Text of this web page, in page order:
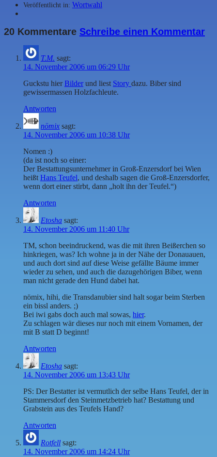
Veröffentlicht in: Wortwahl
20 Kommentare Schreibe einen Kommentar
T.M. sagt:
14. November 2006 um 06:29 Uhr
Guckstu hierBilderund liest Story dazu. Biber sind
gewissermassen Holzfachleute.
Antworten
nömix sagt:
14. November 2006 um 10:38 Uhr
Nomen :)
(da ist noch so einer:
Der Bestattungsunternehmer in Groß-Enzersdorf bei Wien
heißt Hans Teufel, und deshalb sagen die Groß-Enzersdorfer,
wenn dort einer stirbt, dann „holt ihn der Teufel.“)
Antworten
Etosha sagt:
14. November 2006 um 11:40 Uhr
TM, schon beeindruckend, was die mit ihren Beißerchen so
hinkriegen, was? Ich wohne ja in der Nähe der Donauauen,
und auch dort sind auf diese Weise gefällte Bäume immer
wieder zu sehen, und auch die dazugehörigen Biber, wenn
man nicht gerade den Hund dabei hat.
nömix, hihi, die Transdanubier sind halt sogar beim Sterben
ein bissl anders. ;)
Bei iwi gabs doch auch mal sowas, hier.
Zu schlagen wär dieses nur noch mit einem Vornamen, der
mit B statt D beginnt!
Antworten
Etosha sagt:
14. November 2006 um 13:43 Uhr
PS: Der Bestatter ist vermutlich der selbe Hans Teufel, der in
Stammersdorf den Steinmetzbetrieb hat? Bestattung und
Grabstein aus des Teufels Hand?
Antworten
Rotfell sagt:
14. November 2006 um 14:24 Uhr